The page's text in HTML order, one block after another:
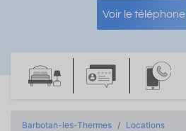
Voir le téléphone
Barbotan-les-Thermes
Locations